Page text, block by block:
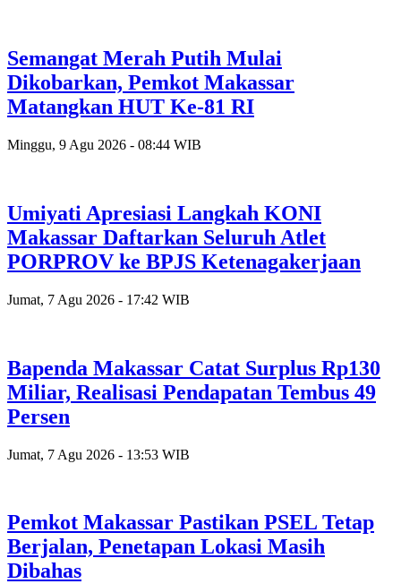
Semangat Merah Putih Mulai
Dikobarkan, Pemkot Makassar
Matangkan HUT Ke-81 RI
Minggu, 9 Agu 2026 - 08:44 WIB
Umiyati Apresiasi Langkah KONI
Makassar Daftarkan Seluruh Atlet
PORPROV ke BPJS Ketenagakerjaan
Jumat, 7 Agu 2026 - 17:42 WIB
Bapenda Makassar Catat Surplus Rp130
Miliar, Realisasi Pendapatan Tembus 49
Persen
Jumat, 7 Agu 2026 - 13:53 WIB
Pemkot Makassar Pastikan PSEL Tetap
Berjalan, Penetapan Lokasi Masih
Dibahas